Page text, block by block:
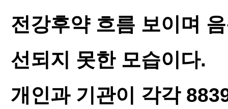
전강후약 흐름 보이며
선되지 못한 모습이다.
개인과 기관이 각각